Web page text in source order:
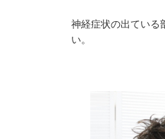
神経症状の出ている
い。